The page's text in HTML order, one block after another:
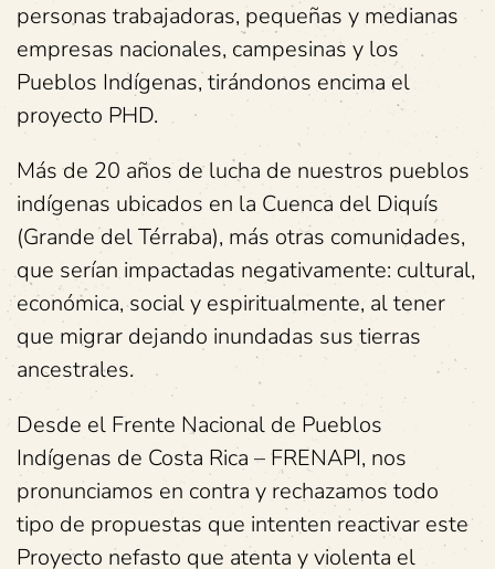
personas trabajadoras, pequeñas y medianas
empresas nacionales, campesinas y los
Pueblos Indígenas, tirándonos encima el
proyecto PHD.
Más de 20 años de lucha de nuestros pueblos
indígenas ubicados en la Cuenca del Diquís
(Grande del Térraba), más otras comunidades,
que serían impactadas negativamente: cultural,
económica, social y espiritualmente, al tener
que migrar dejando inundadas sus tierras
ancestrales.
Desde el Frente Nacional de Pueblos
Indígenas de Costa Rica – FRENAPI, nos
pronunciamos en contra y rechazamos todo
tipo de propuestas que intenten reactivar este
Proyecto nefasto que atenta y violenta el